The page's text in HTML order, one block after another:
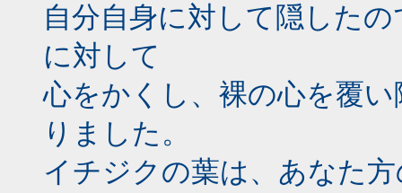
自分自身に対して隠した
に対して
心をかくし、裸の心を覆
りました。
イチジクの葉は、あなた